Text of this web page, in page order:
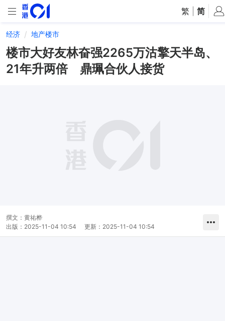
繁 简
经济 地产楼市
楼市大好友林奋强2265万沽擎天半岛、
21年升两倍 鼎珮合伙人接货
撰文： 黄祐桦
出版： 2025-11-04 10:54 更新： 2025-11-04 10:54